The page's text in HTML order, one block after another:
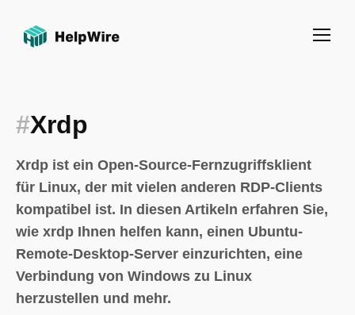
#Xrdp
Xrdp ist ein Open-Source-Fernzugriffsklient
für Linux, der mit vielen anderen RDP-Clients
kompatibel ist. In diesen Artikeln erfahren Sie,
wie xrdp Ihnen helfen kann, einen Ubuntu-
Remote-Desktop-Server einzurichten, eine
Verbindung von Windows zu Linux
herzustellen und mehr.